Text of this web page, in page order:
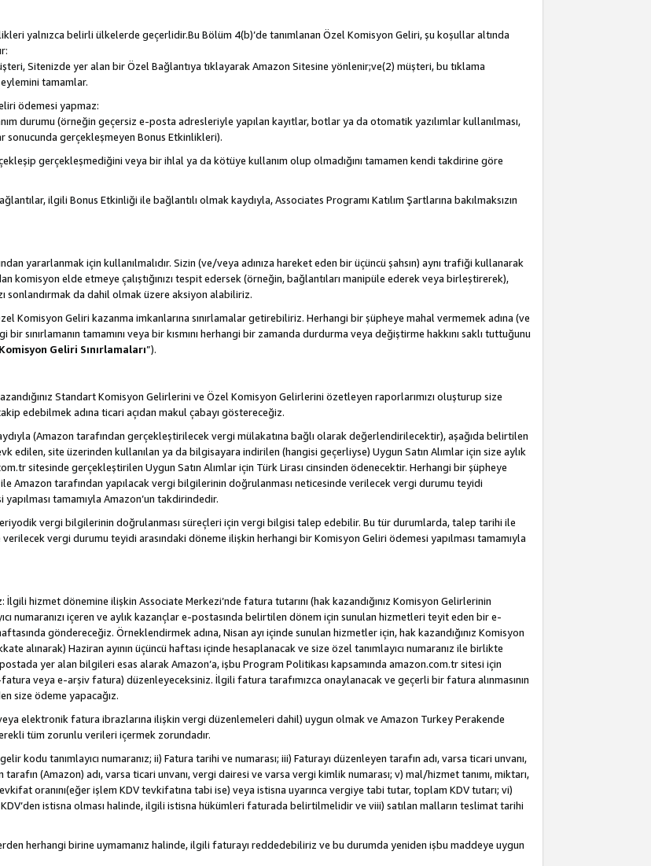
yalnızca belirli ülkelerde geçerlidir.Bu Bölüm 4(b)’de tanımlanan Özel Komisyon Geliri, şu koşullar altında
Sitenizde yer alan bir Özel Bağlantıya tıklayarak Amazon Sitesine yönlenir;ve(2) müşteri, bu tıklama
eylemini tamamlar.
ödemesi yapmaz:
durumu (örneğin geçersiz e-posta adresleriyle yapılan kayıtlar, botlar ya da otomatik yazılımlar kullanılması,
gerçekleşmeyen Bonus Etkinlikleri).
gerçekleşmediğini veya bir ihlal ya da kötüye kullanım olup olmadığını tamamen kendi takdirine göre
ilgili Bonus Etkinliği ile bağlantılı olmak kaydıyla, Associates Programı Katılım Şartlarına bakılmaksızın
yararlanmak için kullanılmalıdır. Sizin (ve/veya adınıza hareket eden bir üçüncü şahsın) aynı trafiği kullanarak
komisyon elde etmeye çalıştığınızı tespit edersek (örneğin, bağlantıları manipüle ederek veya birleştirerek),
sonlandırmak da dahil olmak üzere aksiyon alabiliriz.
Komisyon Geliri kazanma imkanlarına sınırlamalar getirebiliriz. Herhangi bir şüpheye mahal vermemek adına (ve
sınırlamanın tamamını veya bir kısmını herhangi bir zamanda durdurma veya değiştirme hakkını saklı tuttuğunu
Komisyon Geliri Sınırlamaları”).
Standart Komisyon Gelirlerini ve Özel Komisyon Gelirlerini özetleyen raporlarımızı oluşturup size
edebilmek adına ticari açıdan makul çabayı göstereceğiz.
(Amazon tarafından gerçekleştirilecek vergi mülakatına bağlı olarak değerlendirilecektir), aşağıda belirtilen
site üzerinden kullanılan ya da bilgisayara indirilen (hangisi geçerliyse) Uygun Satın Alımlar için size aylık
sitesinde gerçekleştirilen Uygun Satın Alımlar için Türk Lirası cinsinden ödenecektir. Herhangi bir şüpheye
ile Amazon tarafından yapılacak vergi bilgilerinin doğrulanması neticesinde verilecek vergi durumu teyidi
tamamıyla Amazon’un takdirindedir.
periyodik vergi bilgilerinin doğrulanması süreçleri için vergi bilgisi talep edebilir. Bu tür durumlarda, talep tarihi ile
vergi durumu teyidi arasındaki döneme ilişkin herhangi bir Komisyon Geliri ödemesi yapılması tamamıyla
hizmet dönemine ilişkin Associate Merkezi’nde fatura tutarını (hak kazandığınız Komisyon Gelirlerinin
numaranızı içeren ve aylık kazançlar e-postasında belirtilen dönem için sunulan hizmetleri teyit eden bir e-
göndereceğiz. Örneklendirmek adına, Nisan ayı içinde sunulan hizmetler için, hak kazandığınız Komisyon
alınarak) Haziran ayının üçüncü haftası içinde hesaplanacak ve size özel tanımlayıcı numaranız ile birlikte
yer alan bilgileri esas alarak Amazon’a, işbu Program Politikası kapsamında amazon.com.tr sitesi için
veya e-arşiv fatura) düzenleyeceksiniz. İlgili fatura tarafımızca onaylanacak ve geçerli bir fatura alınmasının
size ödeme yapacağız.
elektronik fatura ibrazlarına ilişkin vergi düzenlemeleri dahil) uygun olmak ve Amazon Turkey Perakende
tüm zorunlu verileri içermek zorundadır.
kodu tanımlayıcı numaranız; ii) Fatura tarihi ve numarası; iii) Faturayı düzenleyen tarafın adı, varsa ticari unvanı,
(Amazon) adı, varsa ticari unvanı, vergi dairesi ve varsa vergi kimlik numarası; v) mal/hizmet tanımı, miktarı,
oranını(eğer işlem KDV tevkifatına tabi ise) veya istisna uyarınca vergiye tabi tutar, toplam KDV tutarı; vi)
istisna olması halinde, ilgili istisna hükümleri faturada belirtilmelidir ve viii) satılan malların teslimat tarihi
herhangi birine uymamanız halinde, ilgili faturayı reddedebiliriz ve bu durumda yeniden işbu maddeye uygun